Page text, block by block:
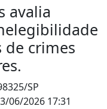
avalia
de crimes
06/2026 17:31